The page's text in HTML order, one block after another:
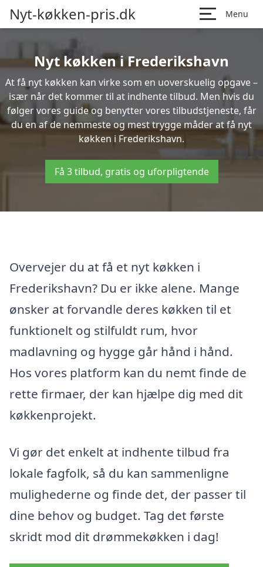
Nyt-køkken-pris.dk Menu
Nyt køkken i Frederikshavn
At få nyt køkken kan virke som en uoverskuelig opgave –
især når det kommer til at indhente tilbud. Men hvis du
følger vores guide og benytter vores tilbudstjeneste, får
du en af de nemmeste og mest trygge måder at få nyt
køkken i Frederikshavn.
Få 3 tilbud, gratis og uforpligtende
Overvejer du at få et nyt køkken i
Frederikshavn? Du er ikke alene. Mange
ønsker at forvandle deres køkken til et
funktionelt og stilfuldt rum, hvor
madlavning og hygge går hånd i hånd.
Hos vores platform kan du nemt finde de
rette firmaer, der kan hjælpe dig med dit
køkkenprojekt.
Vi gør det enkelt at indhente tilbud fra
lokale fagfolk, så du kan sammenligne
mulighederne og finde det, der passer til
dine behov og budget. Tag det første
skridt mod dit drømmekøkken i dag!